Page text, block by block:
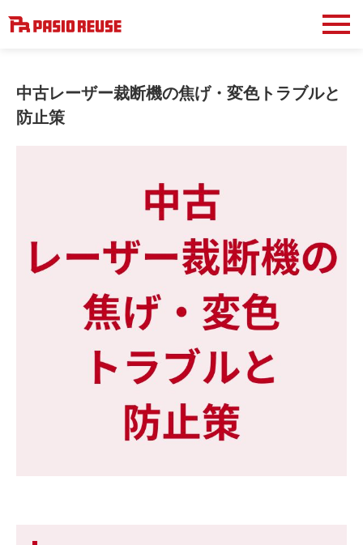
中古レーザー裁断機の焦げ・変色トラブルと
防止策